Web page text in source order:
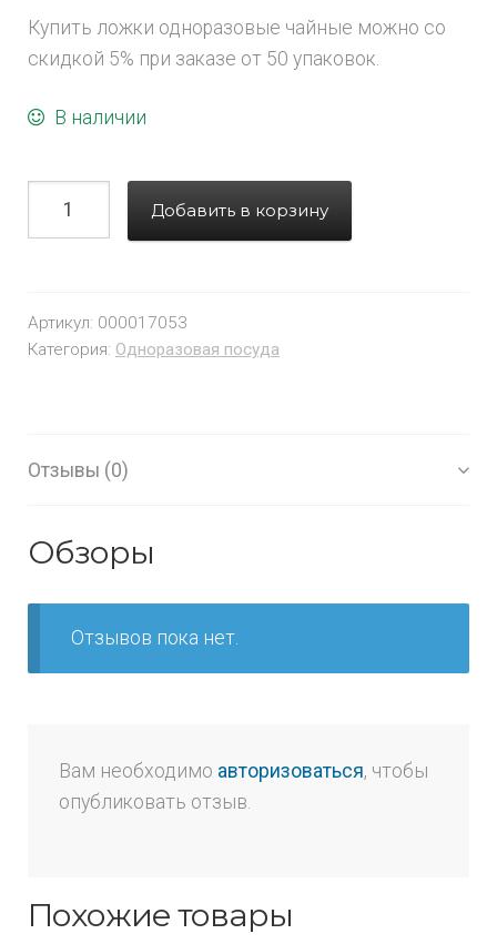
Купить ложки одноразовые чайные можно со
скидкой 5% при заказе от 50 упаковок.
В наличии
Добавить в корзину
Артикул: 000017053
Категория: Одноразовая посуда
Отзывы (0)
Обзоры
Отзывов пока нет.
Вам необходимо авторизоваться, чтобы
опубликовать отзыв.
Похожие товары